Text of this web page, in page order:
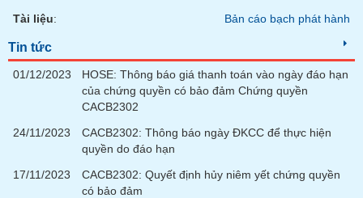
Tài liệu: Bản cáo bạch phát hành
Tin tức
01/12/2023
HOSE: Thông báo giá thanh toán vào ngày đáo hạn
của chứng quyền có bảo đảm Chứng quyền
CACB2302
24/11/2023
CACB2302: Thông báo ngày ĐKCC để thực hiện
quyền do đáo hạn
17/11/2023
CACB2302: Quyết định hủy niêm yết chứng quyền
có bảo đảm
chính